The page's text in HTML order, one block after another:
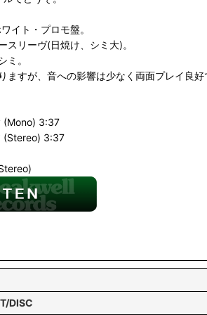
イト・プロモ盤。
スリーヴ(日焼け、シミ大)。
ミ。
ますが、音への影響は少なく両面プレイ良好
(Mono) 3:37
(Stereo) 3:37
DISC